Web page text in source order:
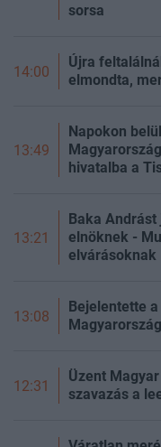
sorsa
14:00
Újra
elmondta,
13:49
Napokon
hivatalba a
13:21
Baka
elnöknek -
elvárásoknak
13:08
Bejelentette
12:31
Üzent
szavazás a